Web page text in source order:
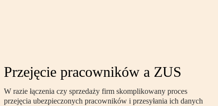
Przejęcie pracowników a ZUS
W razie łączenia czy sprzedaży firm skomplikowany proces
przejęcia ubezpieczonych pracowników i przesyłania ich danych